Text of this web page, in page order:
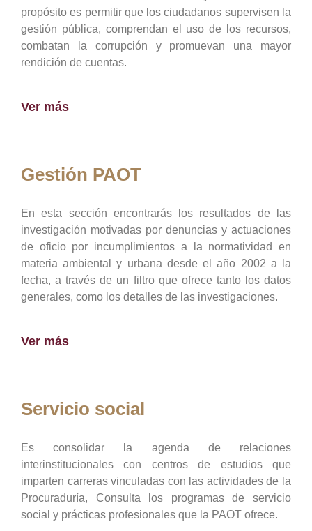
propósito es permitir que los ciudadanos supervisen la
gestión pública, comprendan el uso de los recursos,
combatan la corrupción y promuevan una mayor
rendición de cuentas.
Ver más
Gestión PAOT
En esta sección encontrarás los resultados de las
investigación motivadas por denuncias y actuaciones
de oficio por incumplimientos a la normatividad en
materia ambiental y urbana desde el año 2002 a la
fecha, a través de un filtro que ofrece tanto los datos
generales, como los detalles de las investigaciones.
Ver más
Servicio social
Es consolidar la agenda de relaciones
interinstitucionales con centros de estudios que
imparten carreras vinculadas con las actividades de la
Procuraduría, Consulta los programas de servicio
social y prácticas profesionales que la PAOT ofrece.